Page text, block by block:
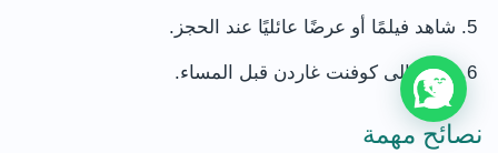
شاهد فيلمًا أو عرضًا عائليًا عند الحجز.
امشِ إلى كوفنت غاردن قبل المساء.
نصائح مهمة